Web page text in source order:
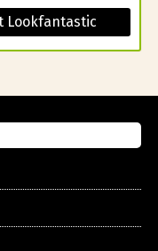
Lookfantastic